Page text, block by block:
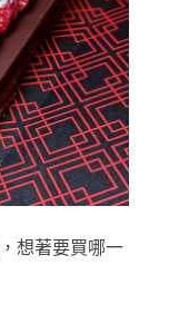
，想著要買哪一